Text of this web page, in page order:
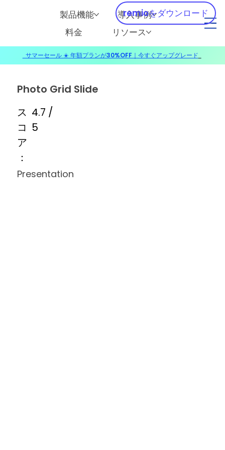
製品機能
導入事例
料金
リソース
remioをダウンロード
Photo Grid Slide
ス
コ
ア
：
4.7 /
5
Presentation
サマーセール ☀️ 年額プランが30%OFF｜今すぐアップグレード